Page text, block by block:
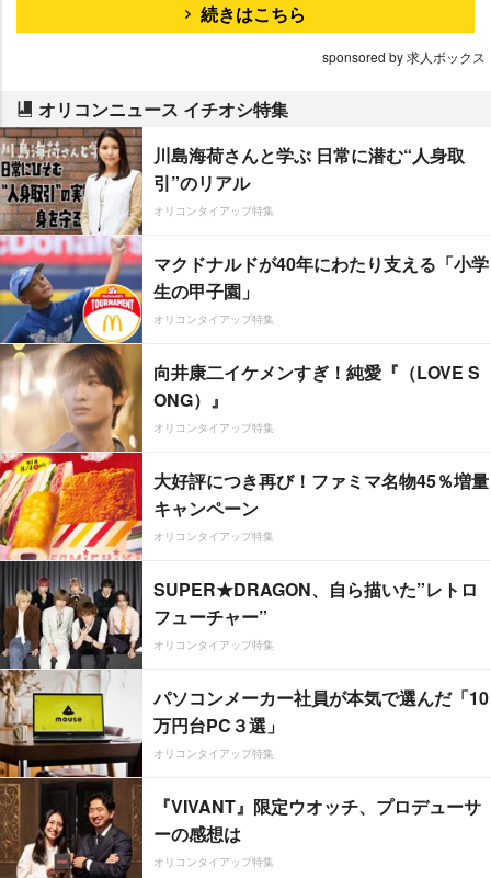
続きはこちら
sponsored by 求人ボックス
オリコンニュース イチオシ特集
川島海荷さんと学ぶ 日常に潜む“人身取
引”のリアル
オリコンタイアップ特集
マクドナルドが40年にわたり支える「小学
生の甲子園」
オリコンタイアップ特集
向井康二イケメンすぎ！純愛『（LOVE S
ONG）』
オリコンタイアップ特集
大好評につき再び！ファミマ名物45％増量
キャンペーン
オリコンタイアップ特集
SUPER★DRAGON、自ら描いた”レトロ
フューチャー”
オリコンタイアップ特集
パソコンメーカー社員が本気で選んだ「10
万円台PC３選」
オリコンタイアップ特集
『VIVANT』限定ウオッチ、プロデューサ
ーの感想は
オリコンタイアップ特集